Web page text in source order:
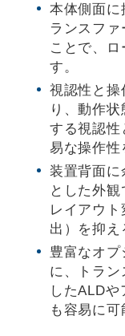
本体側面に
ランスフ
ことで、
す。
視認性と操
り、動作
する視認性
易な操作性
装置背面に
とした外
レイアウ
出）を抑え
豊富なオ
に、トラ
したALD
も容易に可